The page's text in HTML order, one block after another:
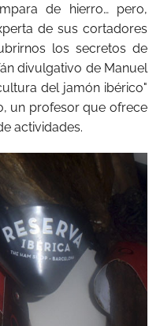
de hierro… pero,
de sus cortadores
los secretos de
divulgativo de Manuel
del jamón ibérico"
un profesor que ofrece
actividades.